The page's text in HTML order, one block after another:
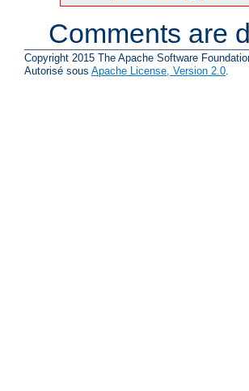
Comments are
Copyright 2015 The Apache Software
Autorisé sous Apache License, Version 2.0.